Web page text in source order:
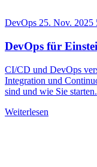
DevOps 25. Nov. 2025
DevOps für
CI/CD und DevOps
Integration und
sind und wie Sie starten.
Weiterlesen